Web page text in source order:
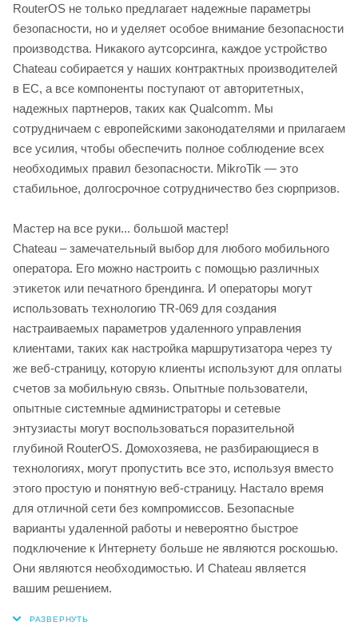
RouterOS не только предлагает надежные параметры
безопасности, но и уделяет особое внимание безопасности
производства. Никакого аутсорсинга, каждое устройство
Chateau собирается у наших контрактных производителей
в ЕС, а все компоненты поступают от авторитетных,
надежных партнеров, таких как Qualcomm. Мы
сотрудничаем с европейскими законодателями и прилагаем
все усилия, чтобы обеспечить полное соблюдение всех
необходимых правил безопасности. MikroTik — это
стабильное, долгосрочное сотрудничество без сюрпризов.
Мастер на все руки... большой мастер!
Chateau – замечательный выбор для любого мобильного
оператора. Его можно настроить с помощью различных
этикеток или печатного брендинга. И операторы могут
использовать технологию TR-069 для создания
настраиваемых параметров удаленного управления
клиентами, таких как настройка маршрутизатора через ту
же веб-страницу, которую клиенты используют для оплаты
счетов за мобильную связь. Опытные пользователи,
опытные системные администраторы и сетевые
энтузиасты могут воспользоваться поразительной
глубиной RouterOS. Домохозяева, не разбирающиеся в
технологиях, могут пропустить все это, используя вместо
этого простую и понятную веб-страницу. Настало время
для отличной сети без компромиссов. Безопасные
варианты удаленной работы и невероятно быстрое
подключение к Интернету больше не являются роскошью.
Они являются необходимостью. И Chateau является
вашим решением.